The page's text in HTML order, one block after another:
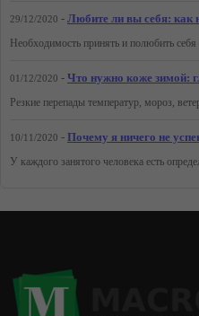
29/12/2020 - Любите ли вы себя: как
01/12/2020 - Что нужно коже зимой:
10/11/2020 - Почему я ничего не